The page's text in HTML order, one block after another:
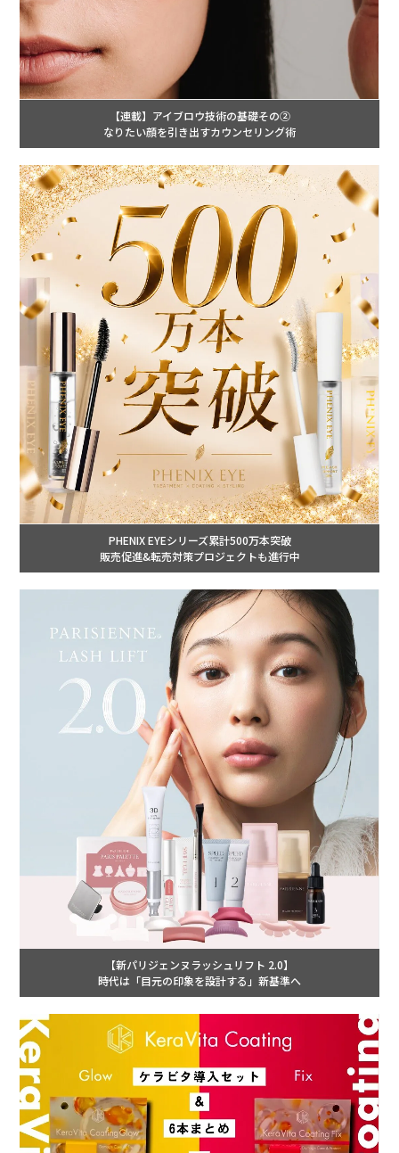
【連載】アイブロウ技術の基礎その②
なりたい顔を引き出すカウンセリング術
PHENIX EYEシリーズ累計500万本突破
販売促進&転売対策プロジェクトも進行中
【新パリジェンヌラッシュリフト 2.0】
時代は「目元の印象を設計する」新基準へ